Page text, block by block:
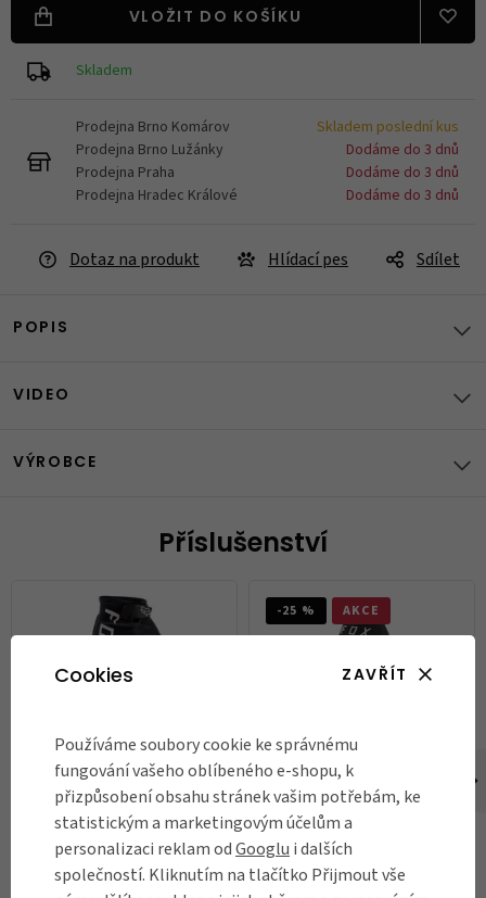
VLOŽIT DO KOŠÍKU
Skladem
Prodejna Brno Komárov
Skladem poslední kus
Prodejna Brno Lužánky
Dodáme do 3 dnů
Prodejna Praha
Dodáme do 3 dnů
Prodejna Hradec Králové
Dodáme do 3 dnů
Dotaz na produkt Hlídací pes Sdílet
POPIS
VIDEO
VÝROBCE
Příslušenství
Rukavice Fox Ranger gel short
černé
799 Kč
-25 % AKCE
Rukavice Fox Ranger černé
599 Kč 799 Kč
Skladem
Cookies ZAVŘÍT
Používáme soubory cookie ke správnému
fungování vašeho oblíbeného e-shopu, k
přizpůsobení obsahu stránek vašim potřebám, ke
statistickým a marketingovým účelům a
personalizaci reklam odGooglu i dalších
společností. Kliknutím na tlačítko Přijmout vše